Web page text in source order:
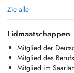
Zie alle
Lidmaatschappen
Mitglied der
Mitglied des
Mitglied im